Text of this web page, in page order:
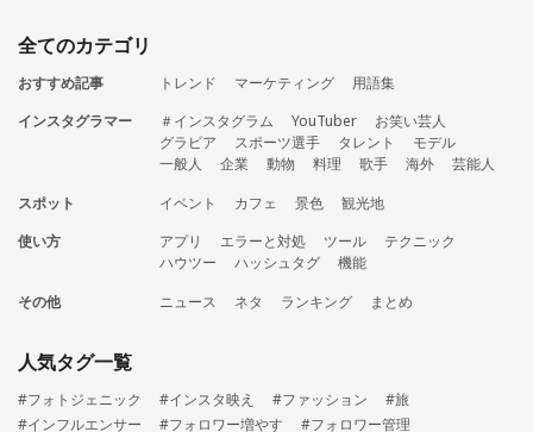
全てのカテゴリ
おすすめ記事 トレンド マーケティング
用語集
インスタグラマー
＃インスタグラム YouTuber
お笑い芸人
グラビア
スポーツ選手 タレント
モデル
一般人
企業 動物 料理 歌手 海外
芸能人
スポット
イベント カフェ 景色
観光地
使い方
アプリ エラーと対処 ツール
テクニック
ハウツー
ハッシュタグ
機能
その他
ニュース ネタ ランキング まとめ
人気タグ一覧
#フォトジェニック #インスタ映え #ファッション
#旅
#インフルエンサー
#フォロワー増やす #フォロワー管理